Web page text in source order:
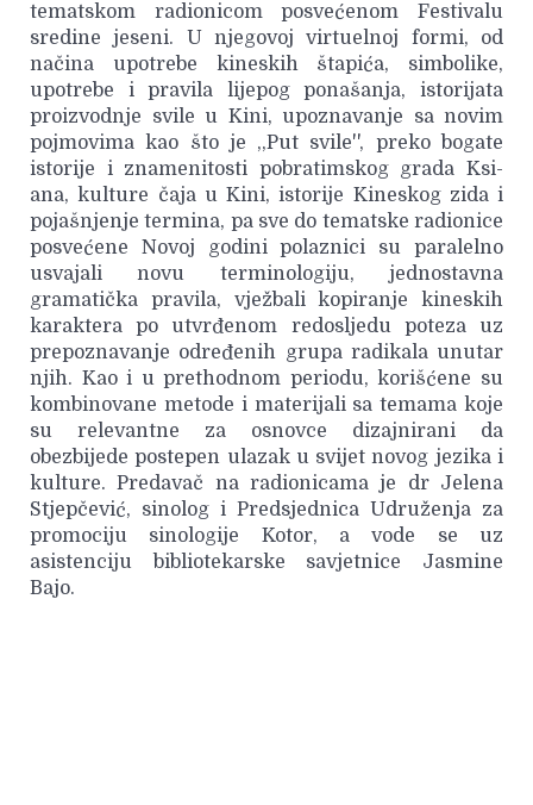
tematskom radionicom posvećenom Festivalu
sredine jeseni. U njegovoj virtuelnoj formi, od
načina upotrebe kineskih štapića, simbolike,
upotrebe i pravila lijepog ponašanja, istorijata
proizvodnje svile u Kini, upoznavanje sa novim
pojmovima kao što je ,,Put svile'', preko bogate
istorije i znamenitosti pobratimskog grada Ksi-
ana, kulture čaja u Kini, istorije Kineskog zida i
pojašnjenje termina, pa sve do tematske radionice
posvećene Novoj godini polaznici su paralelno
usvajali novu terminologiju, jednostavna
gramatička pravila, vježbali kopiranje kineskih
karaktera po utvrđenom redosljedu poteza uz
prepoznavanje određenih grupa radikala unutar
njih. Kao i u prethodnom periodu, korišćene su
kombinovane metode i materijali sa temama koje
su relevantne za osnovce dizajnirani da
obezbijede postepen ulazak u svijet novog jezika i
kulture. Predavač na radionicama je dr Jelena
Stjepčević, sinolog i Predsjednica Udruženja za
promociju sinologije Kotor, a vode se uz
asistenciju bibliotekarske savjetnice Jasmine
Bajo.